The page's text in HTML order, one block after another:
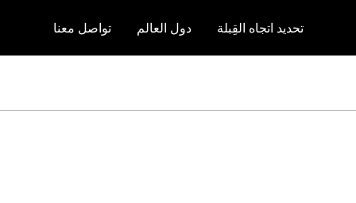
تحديد اتجاه القِبلة دول العالم تواصل معنا